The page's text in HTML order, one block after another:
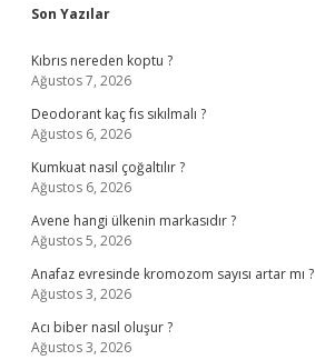
Sidebar
Son Yazılar
Kıbrıs nereden koptu ?
Ağustos 7, 2026
Deodorant kaç fıs sıkılmalı ?
Ağustos 6, 2026
Kumkuat nasıl çoğaltılır ?
Ağustos 6, 2026
Avene hangi ülkenin markasıdır ?
Ağustos 5, 2026
Anafaz evresinde kromozom sayısı artar mı ?
Ağustos 3, 2026
Acı biber nasıl oluşur ?
Ağustos 3, 2026